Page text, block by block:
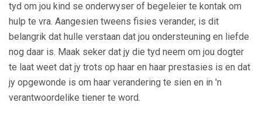
tyd om jou kind se onderwyser of begeleier te kontak om
hulp te vra. Aangesien tweens fisies verander, is dit
belangrik dat hulle verstaan ​​dat jou ondersteuning en liefde
nog daar is. Maak seker dat jy die tyd neem om jou dogter
te laat weet dat jy trots op haar en haar prestasies is en dat
jy opgewonde is om haar verandering te sien en in 'n
verantwoordelike tiener te word.